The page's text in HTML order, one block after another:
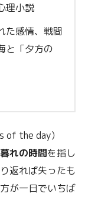
理小説
た感情、戦間
と「夕方の
of the day）
れの時間を指し
返れば失ったも
が一日でいちば